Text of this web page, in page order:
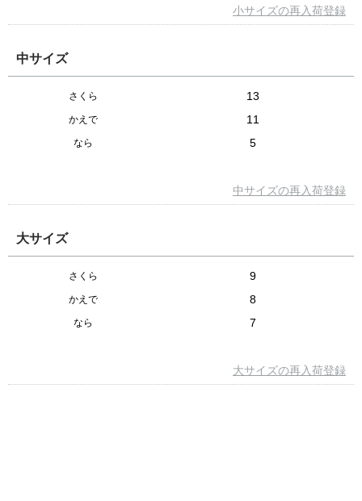
小サイズの再入荷登録
中サイズ
さくら 13
かえで 11
なら 5
中サイズの再入荷登録
大サイズ
さくら 9
かえで 8
なら 7
大サイズの再入荷登録